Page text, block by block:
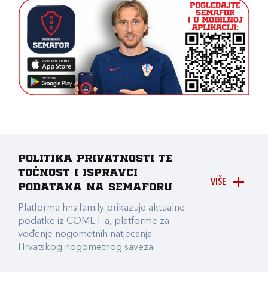
VIŠE
Politika privatnosti te
točnost i ispravci
podataka na Semaforu
Platforma hns.family prikazuje aktualne
podatke iz COMET-a, platforme za
vođenje nogometnih natjecanja
Hrvatskog nogometnog saveza.